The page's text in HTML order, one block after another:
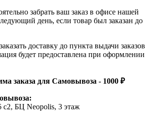
забрать ваш заказ в офисе нашей
день, если товар был заказан до
доставку до пункта выдачи заказов
будет предоставлена при оформлении
заказа для Самовывоза - 1000 ₽
с2, БЦ Neopolis, 3 этаж